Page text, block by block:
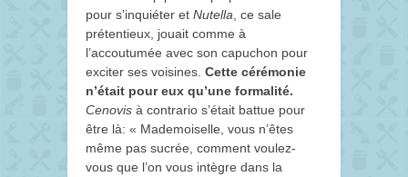
pour s’inquiéter et Nutella , ce sale
prétentieux, jouait comme à
l’accoutumée avec son capuchon pour
exciter ses voisines. Cette cérémonie
n’était pour eux qu’une formalité.
Cenovis à contrario s’était battue pour
être là: « Mademoiselle, vous n’êtes
même pas sucrée, comment voulez-
vous que l’on vous intègre dans la